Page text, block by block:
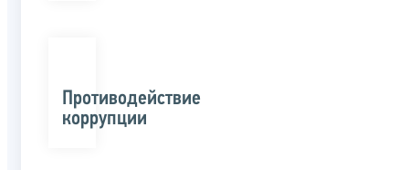
Противодействие
коррупции